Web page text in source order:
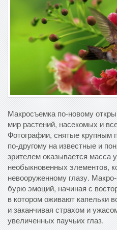
Макросъемка по-новому
мир растений, насекомых и
Фотографии, снятые крупным
по-другому на известные и
зрителем оказывается масса
необыкновенных элементов,
невооруженному глазу.
бурю эмоций, начиная с
в котором оживают капельки
и заканчивая страхом и
увеличенных паучьих глаз.